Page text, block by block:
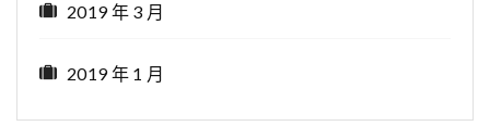
2019 年 3 月
2019 年 1 月